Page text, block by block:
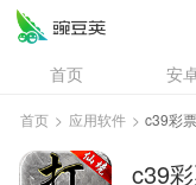
首页 安
资讯
问答
首页 > 应用软件 > c39彩票
c39